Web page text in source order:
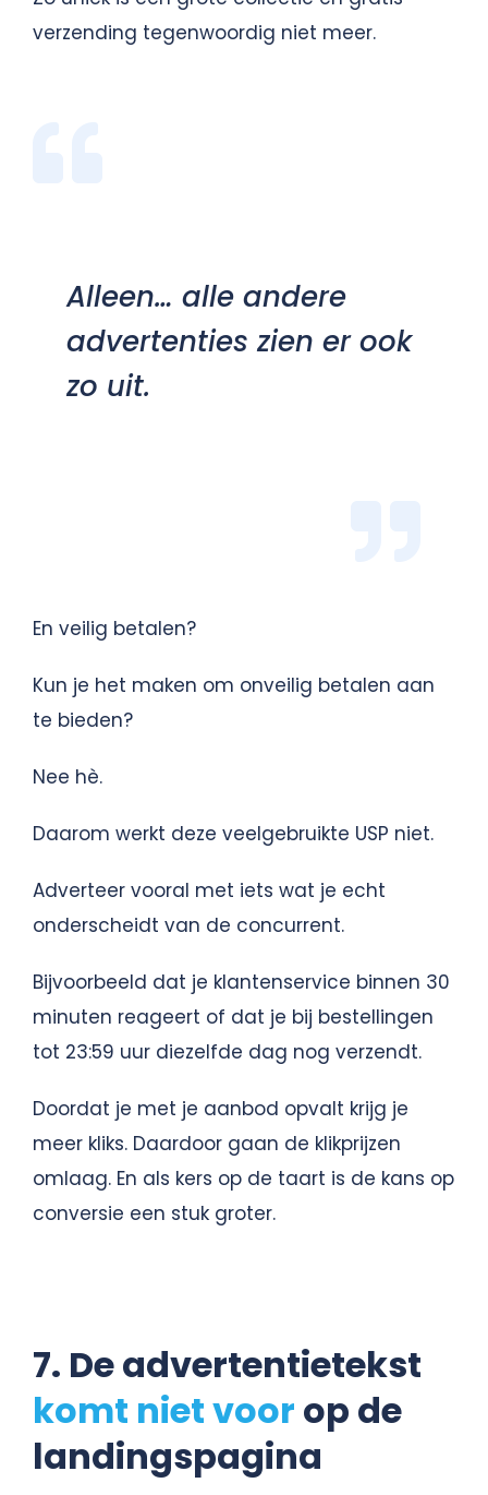
verzending tegenwoordig niet meer.
Alleen… alle andere
advertenties zien er ook
zo uit.
En veilig betalen?
Kun je het maken om onveilig betalen aan
te bieden?
Nee hè.
Daarom werkt deze veelgebruikte USP niet.
Adverteer vooral met iets wat je echt
onderscheidt van de concurrent.
Bijvoorbeeld dat je klantenservice binnen 30
minuten reageert of dat je bij bestellingen
tot 23:59 uur diezelfde dag nog verzendt.
Doordat je met je aanbod opvalt krijg je
meer kliks. Daardoor gaan de klikprijzen
omlaag. En als kers op de taart is de kans op
conversie een stuk groter.
7. De advertentietekst
komt niet voor op de
landingspagina